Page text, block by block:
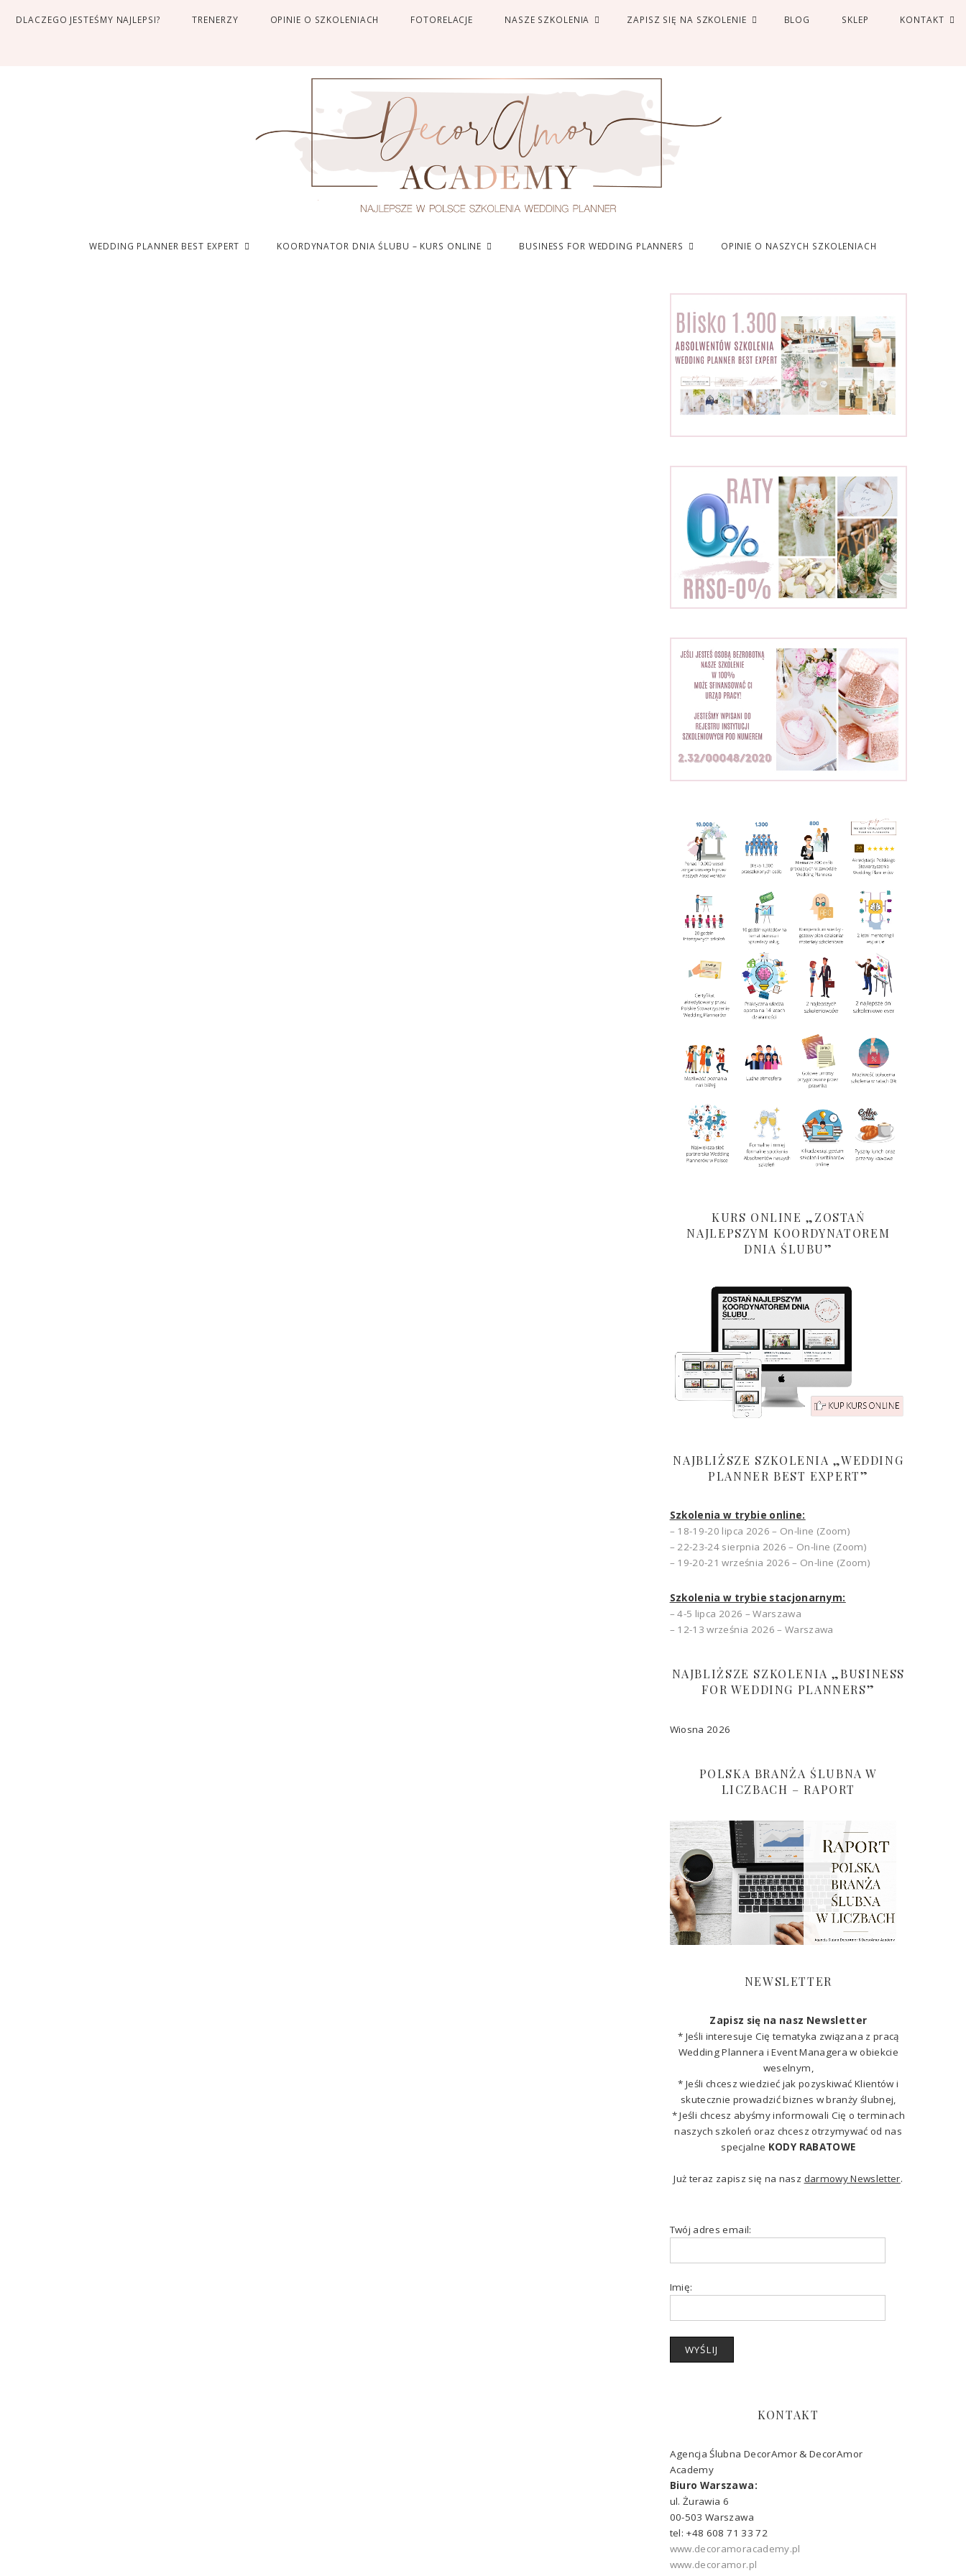
DLACZEGO JESTEŚMY NAJLEPSI? TRENERZY OPINIE O SZKOLENIACH FOTORELACJE NASZE SZKOLENIA ZAPISZ SIĘ NA SZKOLENIE BLOG SKLEP KONTAKT
WEDDING PLANNER BEST EXPERT KOORDYNATOR DNIA ŚLUBU – KURS ONLINE BUSINESS FOR WEDDING PLANNERS OPINIE O NASZYCH SZKOLENIACH
KURS ONLINE „ZOSTAŃ
NAJLEPSZYM KOORDYNATOREM
DNIA ŚLUBU”
NAJBLIŻSZE SZKOLENIA „WEDDING
PLANNER BEST EXPERT”
Szkolenia w trybie online:
– 18-19-20 lipca 2026 – On-line (Zoom)
– 22-23-24 sierpnia 2026 – On-line (Zoom)
– 19-20-21 września 2026 – On-line (Zoom)
Szkolenia w trybie stacjonarnym:
– 4-5 lipca 2026 – Warszawa
– 12-13 września 2026 – Warszawa
NAJBLIŻSZE SZKOLENIA „BUSINESS
FOR WEDDING PLANNERS”
Wiosna 2026
POLSKA BRANŻA ŚLUBNA W
LICZBACH – RAPORT
NEWSLETTER
Zapisz się na nasz Newsletter
* Jeśli interesuje Cię tematyka związana z pracą
Wedding Plannera i Event Managera w obiekcie
weselnym,
* Jeśli chcesz wiedzieć jak pozyskiwać Klientów i
skutecznie prowadzić biznes w branży ślubnej,
* Jeśli chcesz abyśmy informowali Cię o terminach
naszych szkoleń oraz chcesz otrzymywać od nas
specjalne KODY RABATOWE
Już teraz zapisz się na nasz darmowy Newsletter.
Twój adres email:
Imię:
KONTAKT
Agencja Ślubna DecorAmor & DecorAmor
Academy
Biuro Warszawa:
ul. Żurawia 6
00-503 Warszawa
tel: +48 608 71 33 72
www.decoramoracademy.pl
www.decoramor.pl